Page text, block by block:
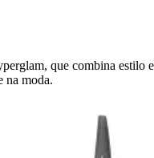
que combina estilo e
na moda.